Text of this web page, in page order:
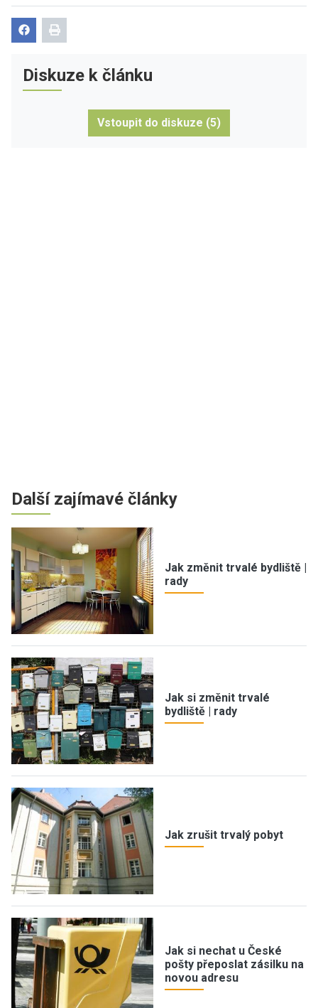
Diskuze k článku
Vstoupit do diskuze (5)
Další zajímavé články
Jak změnit trvalé bydliště |
rady
Jak si změnit trvalé
bydliště | rady
Jak zrušit trvalý pobyt
Jak si nechat u České
pošty přeposlat zásilku na
novou adresu